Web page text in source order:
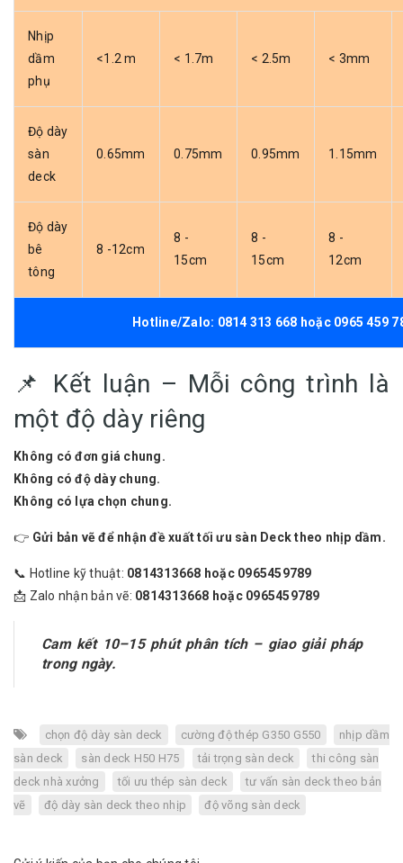
Nhịp
dầm
phụ
<1.2 m < 1.7m < 2.5m < 3mm
Độ dày
sàn
deck
0.65mm 0.75mm 0.95mm 1.15mm
Độ dày
bê
tông
8 -12cm
8 -
15cm
8 -
15cm
8 -
12cm
Hotline/Zalo: 0814 313 668 hoặc 0965 459
📌 Kết luận – Mỗi công trình là
một độ dày riêng
Không có đơn giá chung.
Không có độ dày chung.
Không có lựa chọn chung.
👉 Gửi bản vẽ để nhận đề xuất tối ưu sàn Deck theo nhịp dầm.
📞 Hotline kỹ thuật: 0814313668 hoặc 0965459789
📩 Zalo nhận bản vẽ: 0814313668 hoặc 0965459789
Cam kết 10–15 phút phân tích – giao giải pháp
trong ngày.
chọn độ dày sàn deck cường độ thép G350 G550
nhịp dầm
sàn deck
sàn deck H50 H75 tải trọng sàn deck
thi công sàn
deck nhà xưởng
tối ưu thép sàn deck
tư vấn sàn deck theo bản
vẽ
độ dày sàn deck theo nhịp độ võng sàn deck